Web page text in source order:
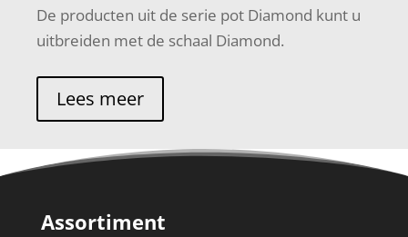
De producten uit de serie pot Diamond kunt u
uitbreiden met de schaal Diamond.
Lees meer
Assortiment